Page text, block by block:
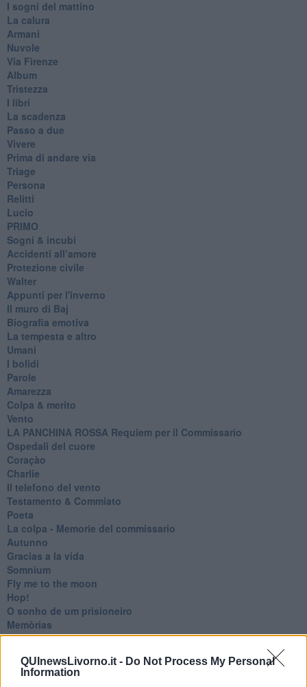
QUInewsLivorno.it - Do Not Process My Personal
Information
I sogni del mattino
La calura
Armani
Nuvole
Via Firenze
Album
Tristezza
I libri
La scadenza
Passo a due
Vivere
Prima di andare via
Triage
Persona
Relitti
Lucio
PRIMO
Sogni & incubi
Accidenti all’amore
Protezione civile
Walter
Appunti per l'inverno
Il muro di Baj
Biografia emotiva
La tempesta e altro
Umani
I bolidi
Parole
Amarezza
Colpa & merito
Vento
​LA PANCHINA ROSSA Requiem per il Commissario
Ospedali del cuore
Coraçào
Charlie
Il telefono del vento
Testamento & Commiato
Poeta
​La colpa - Memorie del commissario
Autunno
Gracias a la vida
Somnium
Fly me to the moon
Hop!
O sonho de um prisioneiro
Memòrias
Sto qui
Bestiario
Pillole